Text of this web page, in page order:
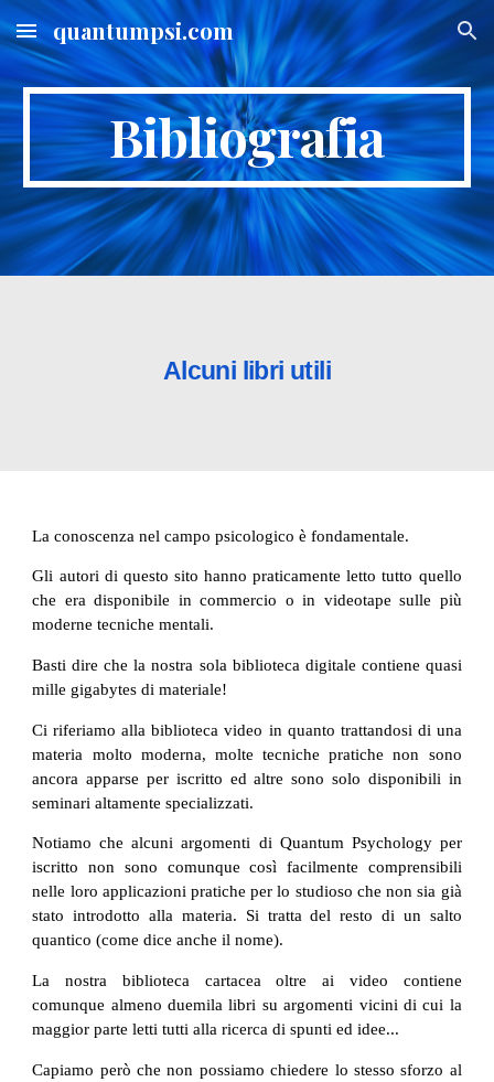
Skip to main content Skip to navigation
quantumpsi.com
Bibliografia
Alcuni libri utili
La conoscenza nel campo psicologico è fondamentale.
Gli autori di questo sito hanno praticamente letto tutto quello
che era disponibile in commercio o in videotape sulle più
moderne tecniche mentali.
Basti dire che la nostra sola biblioteca digitale contiene quasi
mille gigabytes di materiale!
Ci riferiamo alla biblioteca video in quanto trattandosi di una
materia molto moderna, molte tecniche pratiche non sono
ancora apparse per iscritto ed altre sono solo disponibili in
seminari altamente specializzati.
Notiamo che alcuni argomenti di Quantum Psychology per
iscritto non sono comunque così facilmente comprensibili
nelle loro applicazioni pratiche per lo studioso che non sia già
stato introdotto alla materia. Si tratta del resto di un salto
quantico (come dice anche il nome).
La nostra biblioteca cartacea oltre ai video contiene
comunque almeno duemila libri su argomenti vicini di cui la
maggior parte letti tutti alla ricerca di spunti ed idee...
Capiamo però che non possiamo chiedere lo stesso sforzo al